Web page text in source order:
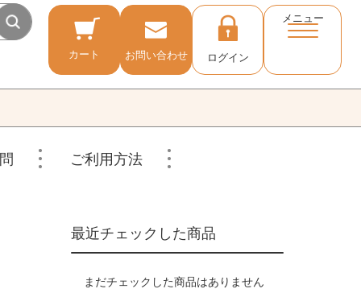
カート お問い合わせ ログイン
メニュー
ご利用方法
最近チェックした商品
まだチェックした商品はありません